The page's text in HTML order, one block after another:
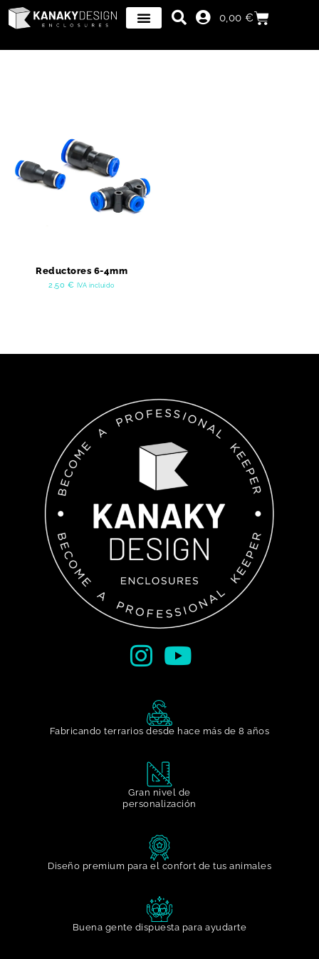
0,00€
Reductores 6-4mm
2,50 € IVA incluido
Fabricando terrarios desde hace más de 8 años
Gran nivel de
personalización​
Diseño premium para el confort de tus animales
Buena gente dispuesta para ayudarte​